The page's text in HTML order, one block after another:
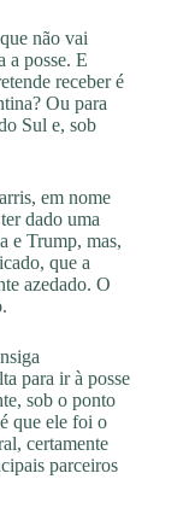
não vai
a posse. E
receber é
Ou para
Sul e, sob
em nome
dado uma
e Trump, mas,
que a
azedado. O
para ir à posse
sob o ponto
que ele foi o
certamente
parceiros